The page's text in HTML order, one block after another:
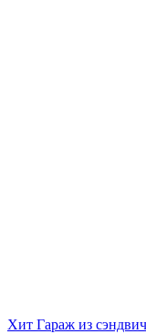
Хит Гараж из